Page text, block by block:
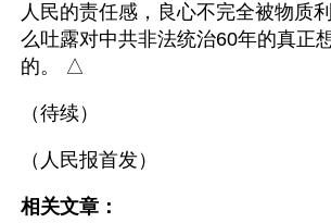
人民的责任感，良心不完全被物质
么吐露对中共非法统治60年的真正
的。 △
（待续）
（人民报首发）
相关文章：